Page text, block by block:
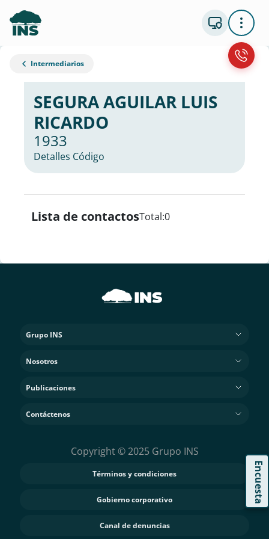
Intermediarios
Encuesta
SEGURA AGUILAR LUIS
RICARDO
1933
Detalles Código
Lista de contactosTotal:0
Grupo INS
Nosotros
Publicaciones
Contáctenos
Copyright © 2025 Grupo INS
Términos y condiciones
Gobierno corporativo
Canal de denuncias